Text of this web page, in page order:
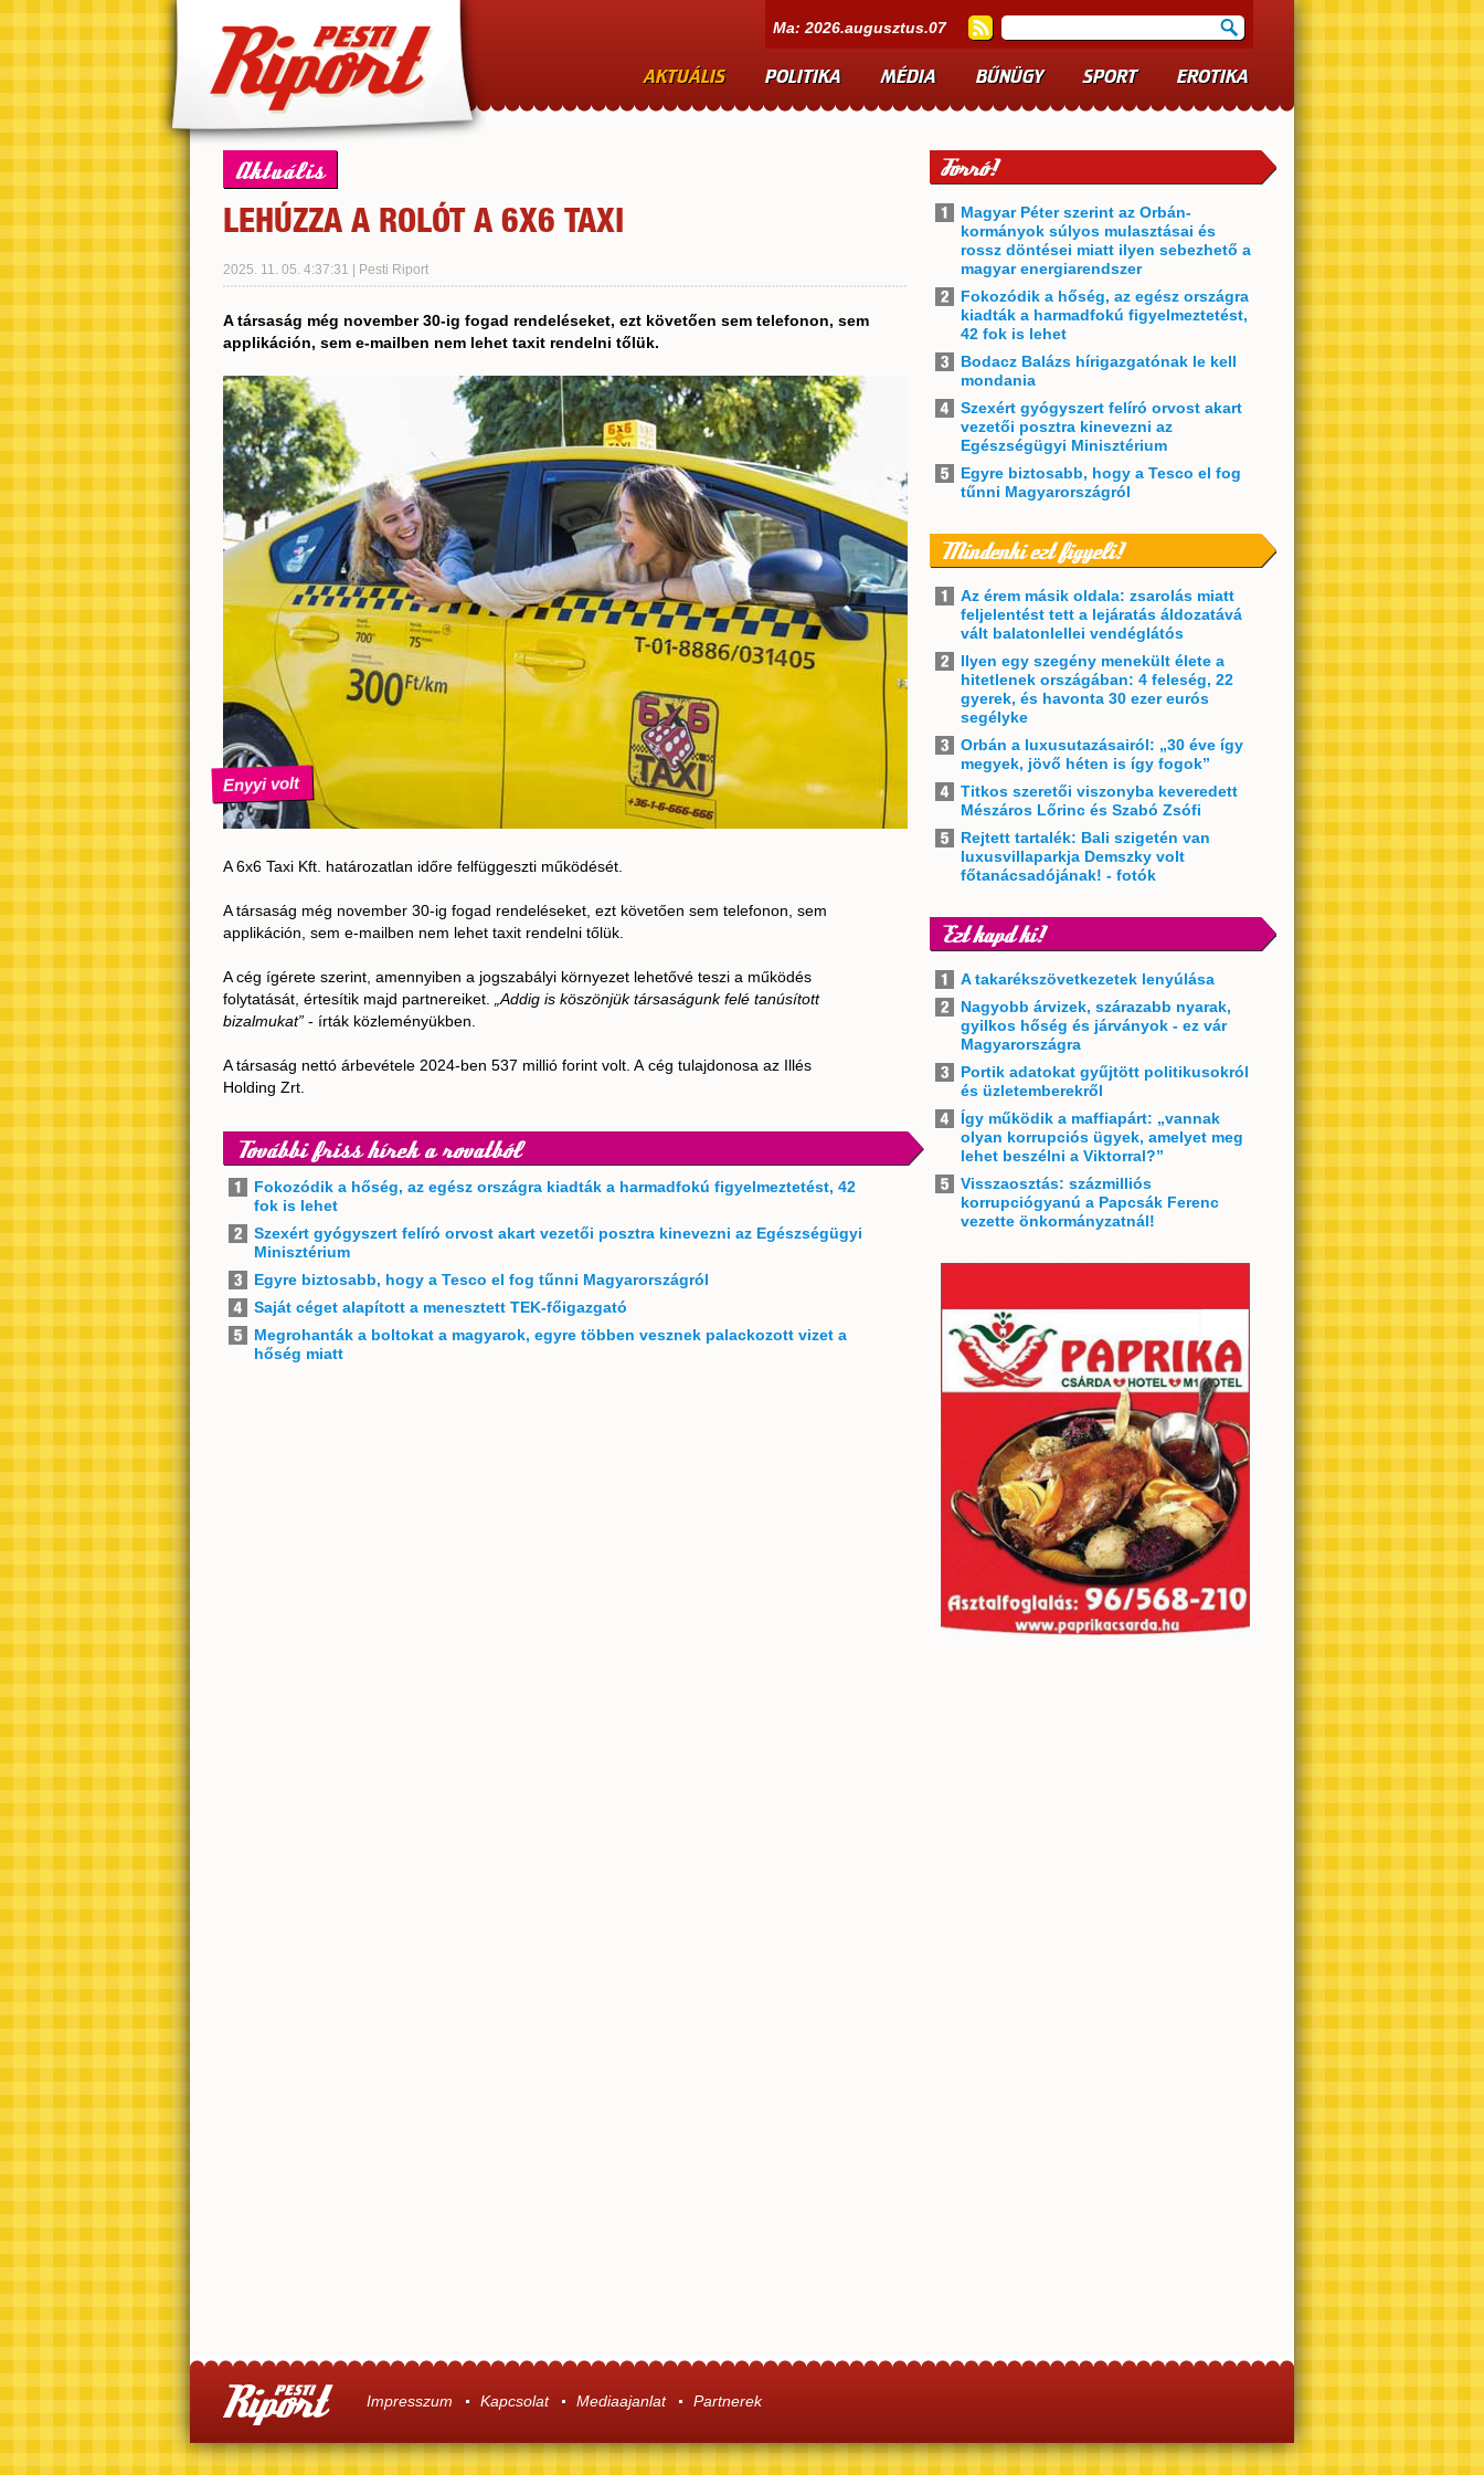
Ma: 2026.augusztus.07
AKTUÁLIS POLITIKA MÉDIA BŰNÜGY SPORT EROTIKA
Aktuális
LEHÚZZA A ROLÓT A 6X6 TAXI
2025. 11. 05. 4:37:31 | Pesti Riport
A társaság még november 30-ig fogad rendeléseket, ezt követően sem telefonon, sem
applikáción, sem e-mailben nem lehet taxit rendelni tőlük.
Enyyi volt
A 6x6 Taxi Kft. határozatlan időre felfüggeszti működését.
A társaság még november 30-ig fogad rendeléseket, ezt követően sem telefonon, sem
applikáción, sem e-mailben nem lehet taxit rendelni tőlük.
A cég ígérete szerint, amennyiben a jogszabályi környezet lehetővé teszi a működés
folytatását, értesítik majd partnereiket.
„Addig is köszönjük társaságunk felé tanúsított
bizalmukat” - írták közleményükben.
A társaság nettó árbevétele 2024-ben 537 millió forint volt. A cég tulajdonosa az Illés
Holding Zrt.
További friss hírek a rovatból
Fokozódik a hőség, az egész országra kiadták a harmadfokú figyelmeztetést, 42
fok is lehet
Szexért gyógyszert felíró orvost akart vezetői posztra kinevezni az Egészségügyi
Minisztérium
Egyre biztosabb, hogy a Tesco el fog tűnni Magyarországról
Saját céget alapított a menesztett TEK-főigazgató
Megrohanták a boltokat a magyarok, egyre többen vesznek palackozott vizet a
hőség miatt
Magyar Péter szerint az Orbán-
kormányok súlyos mulasztásai és
rossz döntései miatt ilyen sebezhető a
magyar energiarendszer
Fokozódik a hőség, az egész országra
kiadták a harmadfokú figyelmeztetést,
42 fok is lehet
Bodacz Balázs hírigazgatónak le kell
mondania
Szexért gyógyszert felíró orvost akart
vezetői posztra kinevezni az
Egészségügyi Minisztérium
Egyre biztosabb, hogy a Tesco el fog
tűnni Magyarországról
Az érem másik oldala: zsarolás miatt
feljelentést tett a lejáratás áldozatává
vált balatonlellei vendéglátós
Ilyen egy szegény menekült élete a
hitetlenek országában: 4 feleség, 22
gyerek, és havonta 30 ezer eurós
segélyke
Orbán a luxusutazásairól: „30 éve így
megyek, jövő héten is így fogok”
Titkos szeretői viszonyba keveredett
Mészáros Lőrinc és Szabó Zsófi
Rejtett tartalék: Bali szigetén van
luxusvillaparkja Demszky volt
főtanácsadójának! - fotók
A takarékszövetkezetek lenyúlása
Nagyobb árvizek, szárazabb nyarak,
gyilkos hőség és járványok - ez vár
Magyarországra
Portik adatokat gyűjtött politikusokról
és üzletemberekről
Így működik a maffiapárt: „vannak
olyan korrupciós ügyek, amelyet meg
lehet beszélni a Viktorral?”
Visszaosztás: százmilliós
korrupciógyanú a Papcsák Ferenc
vezette önkormányzatnál!
Impresszum Kapcsolat Mediaajanlat Partnerek